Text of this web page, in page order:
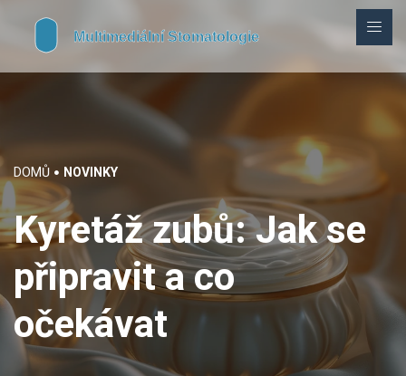
DOMŮ NOVINKY
Kyretáž zubů: Jak se
připravit a co
očekávat